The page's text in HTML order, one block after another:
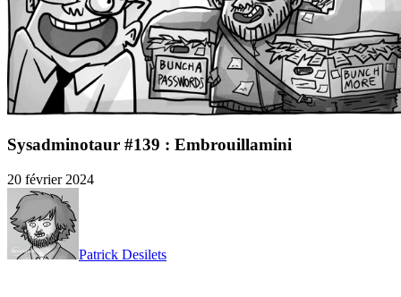
Sysadminotaur #139 : Embrouillamini
20 février 2024
Patrick Desilets